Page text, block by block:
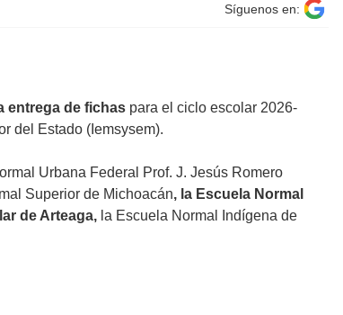
Síguenos en:
entrega de fichas para el ciclo escolar 2026-
del Estado (Iemsysem).
Urbana Federal Prof. J. Jesús Romero
Superior de Michoacán, la Escuela Normal
de Arteaga, la Escuela Normal Indígena de